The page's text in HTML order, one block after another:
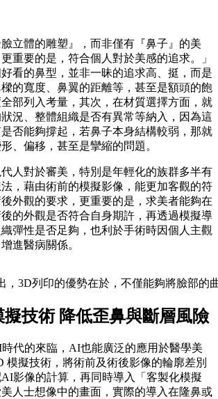
臉立體的雕塑』，而非僅有『鼻子』的美
重要的是，符合個人對於美感的追求。」
看的鼻型，並非一昧的追求高、挺，而是
的寬度、鼻翼的距離等，甚至是額頭的飽
部列入考量，其次，在材質選擇方面，就
況、整體組織是否有異常等納入，因為這
否能夠撐起，若鼻子本身結構較弱，那就
、偏移，甚至是攣縮的問題。
人對於審美，特別是年輕化的族群多半有
，藉由術前的模擬影像，能更加客觀的符
外觀的要求，更重要的是，求美者能夠在
的外觀是否符合自身期許，再透過模擬導
彈性是否足夠，也利於手術時因個人主觀
進醫病關係。
，3D列印的優勢在於，不僅能夠將臉部的
擬技術 降低歪鼻與斷層風險
代的來臨，AI也能廣泛的應用於醫學美
模擬技術，將術前及術後影像的輪廓差別
影像的計算，再同時導入「客製化模擬
人士想像中的畫面，實際的導入在隆鼻或